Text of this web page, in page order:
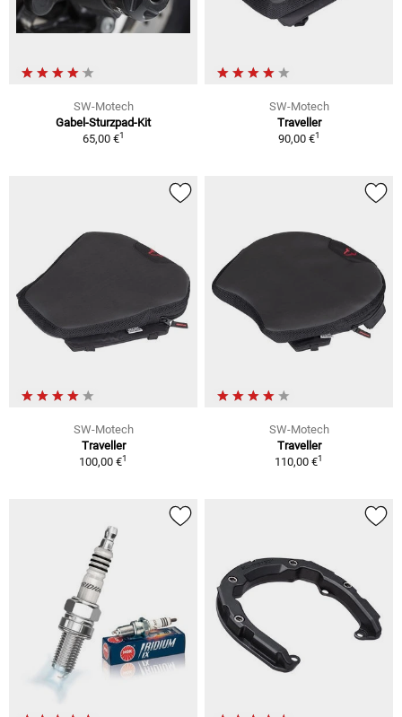
SW-Motech
Gabel-Sturzpad-Kit
65,00 €1
SW-Motech
Traveller
90,00 €1
SW-Motech
Traveller
100,00 €1
SW-Motech
Traveller
110,00 €1